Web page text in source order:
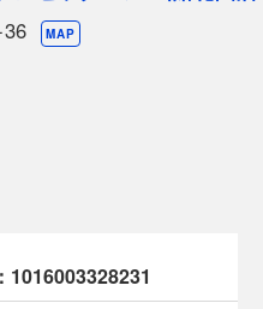
宅配便60サイズ
を導入し、店頭や他ネットシ
、
間に合わず欠品となってしま
ルさせていただく場合がござ
MAP
1016003328231